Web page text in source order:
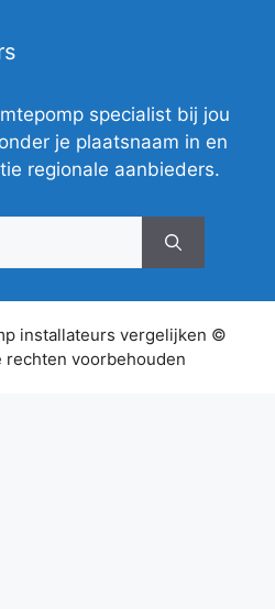
specialist bij jou
je plaatsnaam in en
regionale aanbieders.
installateurs vergelijken ©
rechten voorbehouden